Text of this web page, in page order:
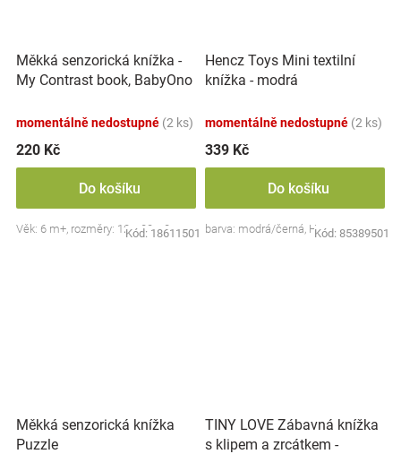
Měkká senzorická knížka -
My Contrast book, BabyOno
momentálně nedostupné (2 ks)
220 Kč
Do košíku
Věk: 6 m+, rozměry: 12 x 20 x 2 cm
Kód: 18611501
Hencz Toys Mini textilní
knížka - modrá
momentálně nedostupné (2 ks)
339 Kč
Do košíku
barva: modrá/černá, Hencz
Kód: 85389501
Měkká senzorická knížka
Puzzle
TINY LOVE Zábavná knížka
s klipem a zrcátkem -